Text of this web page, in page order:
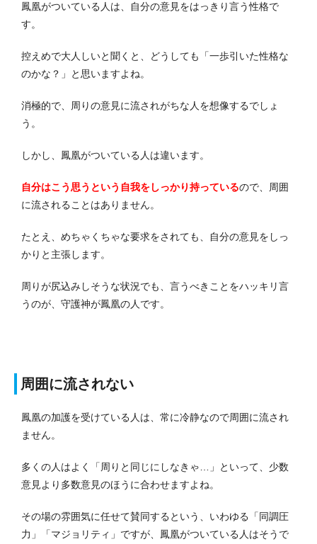
鳳凰がついている人は、自分の意見をはっきり言う性格で
す。
控えめで大人しいと聞くと、どうしても「一歩引いた性格な
のかな？」と思いますよね。
消極的で、周りの意見に流されがちな人を想像するでしょ
う。
しかし、鳳凰がついている人は違います。
自分はこう思うという自我をしっかり持っているので、周囲
に流されることはありません。
たとえ、めちゃくちゃな要求をされても、自分の意見をしっ
かりと主張します。
周りが尻込みしそうな状況でも、言うべきことをハッキリ言
うのが、守護神が鳳凰の人です。
周囲に流されない
鳳凰の加護を受けている人は、常に冷静なので周囲に流され
ません。
多くの人はよく「周りと同じにしなきゃ…」といって、少数
意見より多数意見のほうに合わせますよね。
その場の雰囲気に任せて賛同するという、いわゆる「同調圧
力」「マジョリティ」ですが、鳳凰がついている人はそうで